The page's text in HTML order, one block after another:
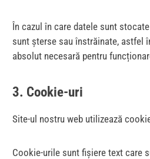
În cazul în care datele sunt
sunt șterse sau înstrăinate, astfel
absolut necesară pentru
3. Cookie-uri
Site-ul nostru web utilizează
Cookie-urile sunt fișiere text care